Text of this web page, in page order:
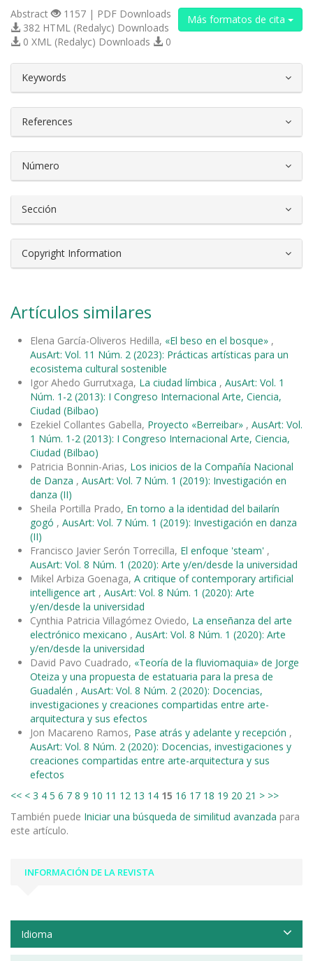
Más formatos de cita
Abstract
1157 | PDF Downloads
382 HTML (Redalyc) Downloads
0 XML (Redalyc) Downloads
0
Keywords
References
Número
Sección
Copyright Information
Artículos similares
Elena García-Oliveros Hedilla, «El beso en el bosque» ,
AusArt: Vol. 11 Núm. 2 (2023): Prácticas artísticas para un
ecosistema cultural sostenible
Igor Ahedo Gurrutxaga, La ciudad límbica , AusArt: Vol. 1
Núm. 1-2 (2013): I Congreso Internacional Arte, Ciencia,
Ciudad (Bilbao)
Ezekiel Collantes Gabella, Proyecto «Berreibar» , AusArt: Vol.
1 Núm. 1-2 (2013): I Congreso Internacional Arte, Ciencia,
Ciudad (Bilbao)
Patricia Bonnin-Arias, Los inicios de la Compañía Nacional
de Danza , AusArt: Vol. 7 Núm. 1 (2019): Investigación en
danza (II)
Sheila Portilla Prado, En torno a la identidad del bailarín
gogó , AusArt: Vol. 7 Núm. 1 (2019): Investigación en danza
(II)
Francisco Javier Serón Torrecilla, El enfoque 'steam' ,
AusArt: Vol. 8 Núm. 1 (2020): Arte y/en/desde la universidad
Mikel Arbiza Goenaga, A critique of contemporary artificial
intelligence art , AusArt: Vol. 8 Núm. 1 (2020): Arte
y/en/desde la universidad
Cynthia Patricia Villagómez Oviedo, La enseñanza del arte
electrónico mexicano , AusArt: Vol. 8 Núm. 1 (2020): Arte
y/en/desde la universidad
David Pavo Cuadrado, «Teoría de la fluviomaquia» de Jorge
Oteiza y una propuesta de estatuaria para la presa de
Guadalén , AusArt: Vol. 8 Núm. 2 (2020): Docencias,
investigaciones y creaciones compartidas entre arte-
arquitectura y sus efectos
Jon Macareno Ramos, Pase atrás y adelante y recepción ,
AusArt: Vol. 8 Núm. 2 (2020): Docencias, investigaciones y
creaciones compartidas entre arte-arquitectura y sus
efectos
<< < 3 4 5 6 7 8 9 10 11 12 13 14 15 16 17 18 19 20 21 > >>
También puede Iniciar una búsqueda de similitud avanzada para
este artículo.
INFORMACIÓN DE LA REVISTA
Idioma